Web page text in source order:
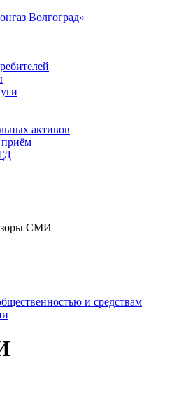
активов
приём
СМИ
и средствам